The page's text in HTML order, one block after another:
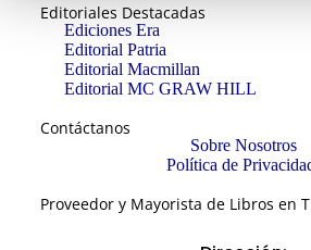
Editoriales Destacadas
Ediciones Era
Editorial Patria
Editorial Macmillan
Editorial MC GRAW HILL
Contáctanos
Sobre Nosotros
Política de
Proveedor y Mayorista de Libros en